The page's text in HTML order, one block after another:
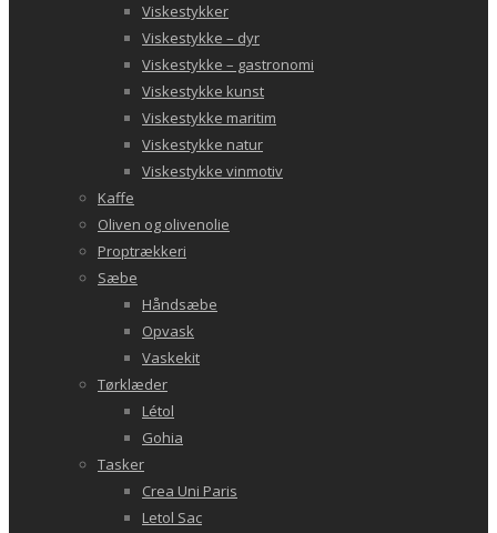
Viskestykker
Viskestykke – dyr
Viskestykke – gastronomi
Viskestykke kunst
Viskestykke maritim
Viskestykke natur
Viskestykke vinmotiv
Kaffe
Oliven og olivenolie
Proptrækkeri
Sæbe
Håndsæbe
Opvask
Vaskekit
Tørklæder
Létol
Gohia
Tasker
Crea Uni Paris
Letol Sac